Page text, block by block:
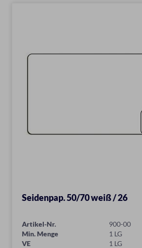
Seidenpap. 50/70 weiß / 26
Artikel-Nr.
900-00
Min. Menge
1 LG
VE
1 LG